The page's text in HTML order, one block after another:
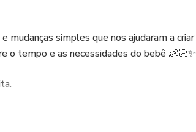
mudanças simples que nos ajudaram a criar
o tempo e as necessidades do bebê 👶🏻✨
para mães reais 💛